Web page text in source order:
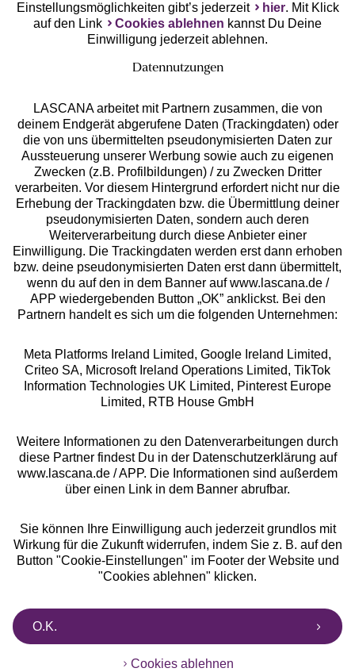
Services
Beratung
Über uns
Rechtliches
Alle Preise inkl. MwSt., zzgl.
Versandkosten
** Bonität vorausgesetzt, berechtigt zur Bonitätsprüfung
Einstellungsmöglichkeiten gibt’s jederzeit
hier. Mit Klick
auf den Link
Cookies ablehnen kannst Du Deine
Einwilligung jederzeit ablehnen.
Datennutzungen
LASCANA arbeitet mit Partnern zusammen, die von
deinem Endgerät abgerufene Daten (Trackingdaten) oder
die von uns übermittelten pseudonymisierten Daten zur
Aussteuerung unserer Werbung sowie auch zu eigenen
Zwecken (z.B. Profilbildungen) / zu Zwecken Dritter
verarbeiten. Vor diesem Hintergrund erfordert nicht nur die
Erhebung der Trackingdaten bzw. die Übermittlung deiner
pseudonymisierten Daten, sondern auch deren
Weiterverarbeitung durch diese Anbieter einer
Einwilligung. Die Trackingdaten werden erst dann erhoben
bzw. deine pseudonymisierten Daten erst dann übermittelt,
wenn du auf den in dem Banner auf www.lascana.de /
APP wiedergebenden Button „OK” anklickst. Bei den
Partnern handelt es sich um die folgenden Unternehmen:
Meta Platforms Ireland Limited, Google Ireland Limited,
Criteo SA, Microsoft Ireland Operations Limited, TikTok
Information Technologies UK Limited, Pinterest Europe
Limited, RTB House GmbH
Weitere Informationen zu den Datenverarbeitungen durch
diese Partner findest Du in der Datenschutzerklärung auf
www.lascana.de / APP. Die Informationen sind außerdem
über einen Link in dem Banner abrufbar.
Sie können Ihre Einwilligung auch jederzeit grundlos mit
Wirkung für die Zukunft widerrufen, indem Sie z. B. auf den
Button "Cookie-Einstellungen" im Footer der Website und
"Cookies ablehnen" klicken.
O.K.
Cookies ablehnen